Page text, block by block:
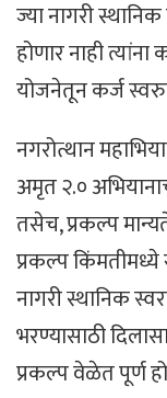
ज्या नागरी
होणार नाही
योजनेतून कर्ज
नगरोत्थान
अमृत २.०
तसेच, प्रकल्प
प्रकल्प
नागरी स्थानिक
भरण्यासाठी
प्रकल्प वेळेत पूर्ण